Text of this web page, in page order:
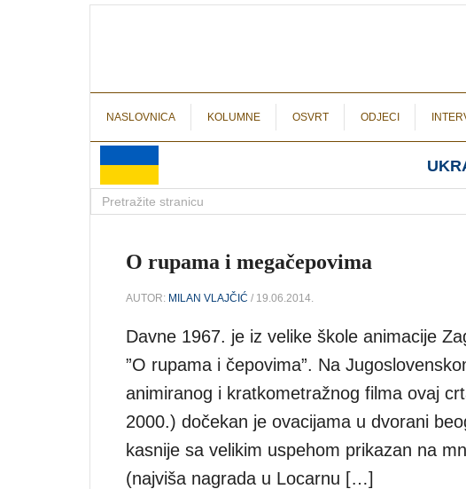
NASLOVNICA KOLUMNE OSVRT ODJECI
O rupama i megačepovima
AUTOR: MILAN VLAJČIĆ / 19.06.2014.
Davne 1967. je iz velike škole animacije
”O rupama i čepovima”. Na
animiranog i kratkometražnog filma ovaj
2000.) dočekan je ovacijama u dvorani
kasnije sa velikim uspehom prikazan na
(najviša nagrada u Locarnu […]